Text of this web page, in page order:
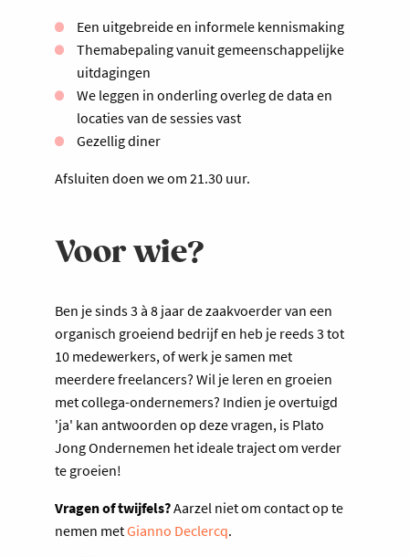
Een uitgebreide en informele kennismaking
Themabepaling vanuit gemeenschappelijke
uitdagingen
We leggen in onderling overleg de data en
locaties van de sessies vast
Gezellig diner
Afsluiten doen we om 21.30 uur.
Voor wie?
Ben je sinds 3 à 8 jaar de zaakvoerder van een
organisch groeiend bedrijf en heb je reeds 3 tot
10 medewerkers, of werk je samen met
meerdere freelancers? Wil je leren en groeien
met collega-ondernemers? Indien je overtuigd
'ja' kan antwoorden op deze vragen, is Plato
Jong Ondernemen het ideale traject om verder
te groeien!
Vragen of twijfels?Aarzel niet om contact op te
nemen metGianno Declercq.